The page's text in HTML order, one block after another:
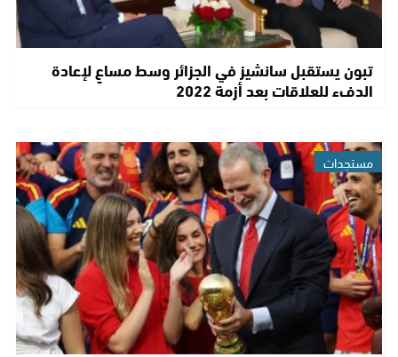
تبون يستقبل سانشيز في الجزائر وسط مساعٍ لإعادة
الدفء للعلاقات بعد أزمة 2022
مستجدات